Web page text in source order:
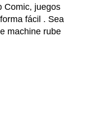
Comic, juegos
fácil . Sea
machine rube